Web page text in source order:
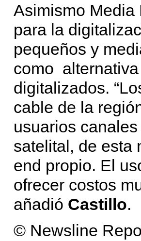
Asimismo
para la
pequeños y
como
digitalizados.
cable de la
usuarios
satelital, de esta
end propio. El
ofrecer costos
añadió Castillo.
© Newsline